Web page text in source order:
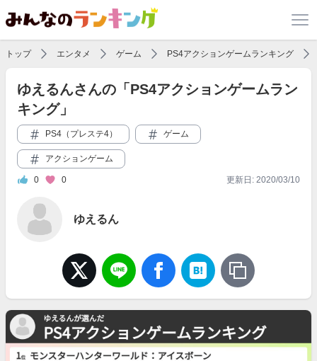
トップ エンタメ ゲーム PS4アクションゲームランキング
ゆえるんさんの「PS4アクションゲームラン
キング」
PS4（プレステ4） ゲーム
アクションゲーム
0 0 更新日: 2020/03/10
ゆえるん